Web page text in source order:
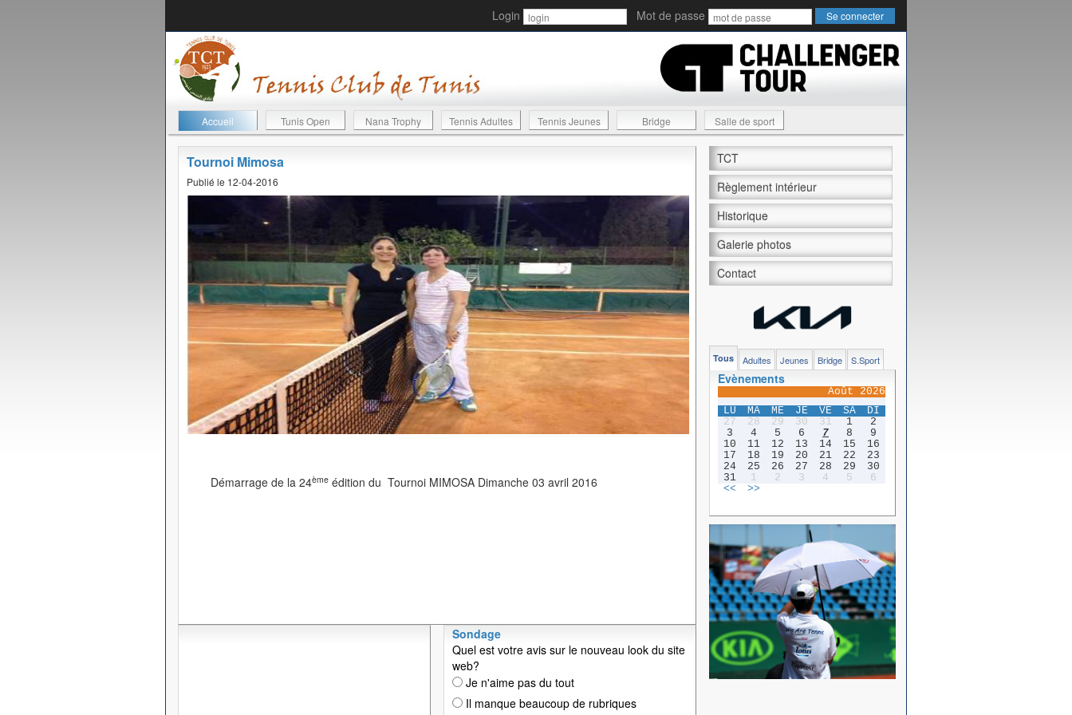
Login Mot de passe
Accueil Tunis Open Nana Trophy Tennis Adultes Tennis Jeunes Bridge Salle de sport
Tournoi Mimosa
Publié le 12-04-2016
Démarrage de la 24ème édition du Tournoi MIMOSA Dimanche 03 avril 2016
Sondage
Quel est votre avis sur le nouveau look du site
web?
Je n'aime pas du tout
Il manque beaucoup de rubriques
TCT
Règlement intérieur
Historique
Galerie photos
Contact
Tous Adultes Jeunes Bridge S.Sport
Evènements
Août 2026
LU
MA ME JE VE SA
DI
27
28 29 30 31 1
2
3
4 5 6 7 8
9
10
11 12 13 14 15
16
17
18 19 20 21 22
23
24
25 26 27 28 29
30
31
1 2 3 4 5
6
<<
>>